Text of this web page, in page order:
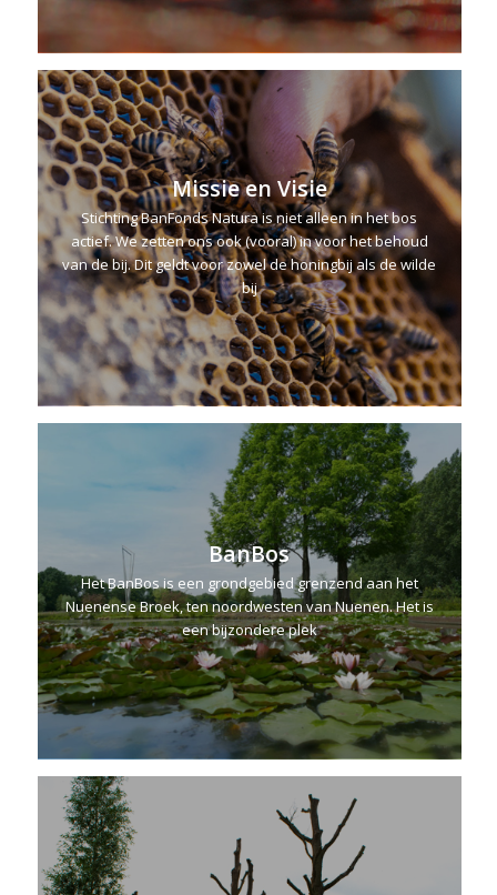
Missie en Visie
Stichting BanFonds Natura is niet alleen in het bos
actief. We zetten ons ook (vooral) in voor het behoud
van de bij. Dit geldt voor zowel de honingbij als de wilde
bij
BanBos
Het BanBos is een grondgebied grenzend aan het
Nuenense Broek, ten noordwesten van Nuenen. Het is
een bijzondere plek